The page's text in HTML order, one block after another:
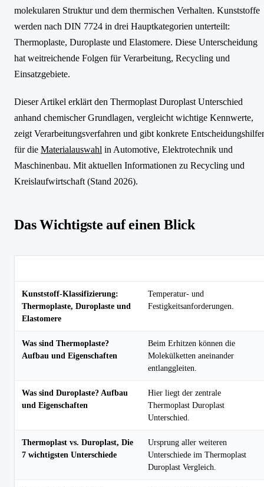
molekularen Struktur und dem thermischen Verhalten. Kunststoffe
werden nach DIN 7724 in drei Hauptkategorien unterteilt:
Thermoplaste, Duroplaste und Elastomere. Diese Unterscheidung
hat weitreichende Folgen für Verarbeitung, Recycling und
Einsatzgebiete.
Dieser Artikel erklärt den Thermoplast Duroplast Unterschied
anhand chemischer Grundlagen, vergleicht wichtige Kennwerte,
zeigt Verarbeitungsverfahren und gibt konkrete
für die Materialauswahl in Automotive, Elektrotechnik und
Maschinenbau. Mit aktuellen Informationen zu Recycling und
Kreislaufwirtschaft (Stand 2026).
Das Wichtigste auf einen Blick
Kunststoff-Klassifizierung:
Thermoplaste, Duroplaste und
Elastomere
Temperatur- und
Festigkeitsanforderungen.
Was sind Thermoplaste?
Aufbau und Eigenschaften
Beim Erhitzen können die
Molekülketten aneinander
entlanggleiten.
Was sind Duroplaste? Aufbau
und Eigenschaften
Hier liegt der zentrale
Thermoplast Duroplast
Unterschied.
Thermoplast vs. Duroplast, Die
7 wichtigsten Unterschiede
Ursprung aller weiteren
Unterschiede im Thermoplast
Duroplast Vergleich.